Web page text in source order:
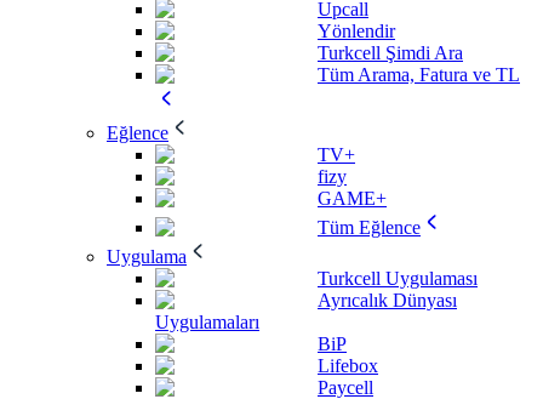
Upcall
Yönlendir
Turkcell Şimdi Ara
Tüm Arama, Fatura ve TL
Eğlence
TV+
fizy
GAME+
Tüm Eğlence
Uygulama
Turkcell Uygulaması
Ayrıcalık Dünyası
Uygulamaları
BiP
Lifebox
Paycell